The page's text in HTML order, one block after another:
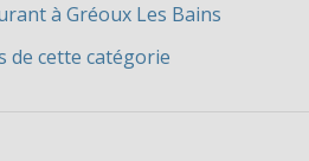
à Gréoux Les Bains
de cette catégorie